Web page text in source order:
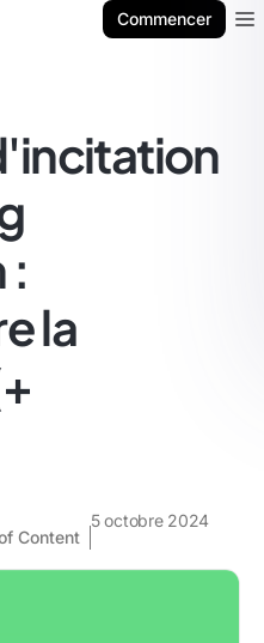
Commencer
la
Content
5 octobre 2024